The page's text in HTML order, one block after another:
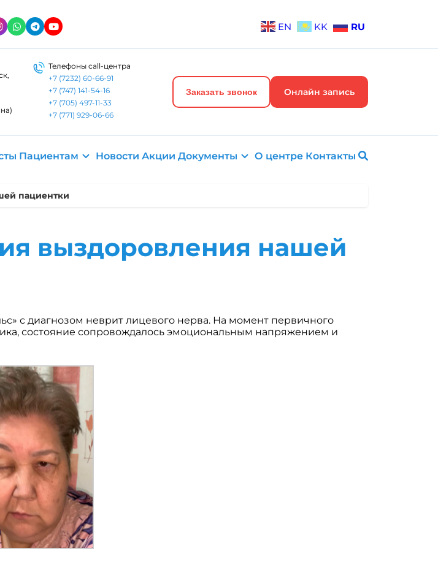
EN KK RU
Телефоны call-центра
+7 (7232) 60-66-91
+7 (747) 141-54-16
+7 (705) 497-11-33
+7 (771) 929-06-66
Заказать звонок Онлайн запись
Пациентам Новости Акции Документы О центре Контакты
пациентки
выздоровления нашей
с диагнозом неврит лицевого нерва. На момент первичного
состояние сопровождалось эмоциональным напряжением и